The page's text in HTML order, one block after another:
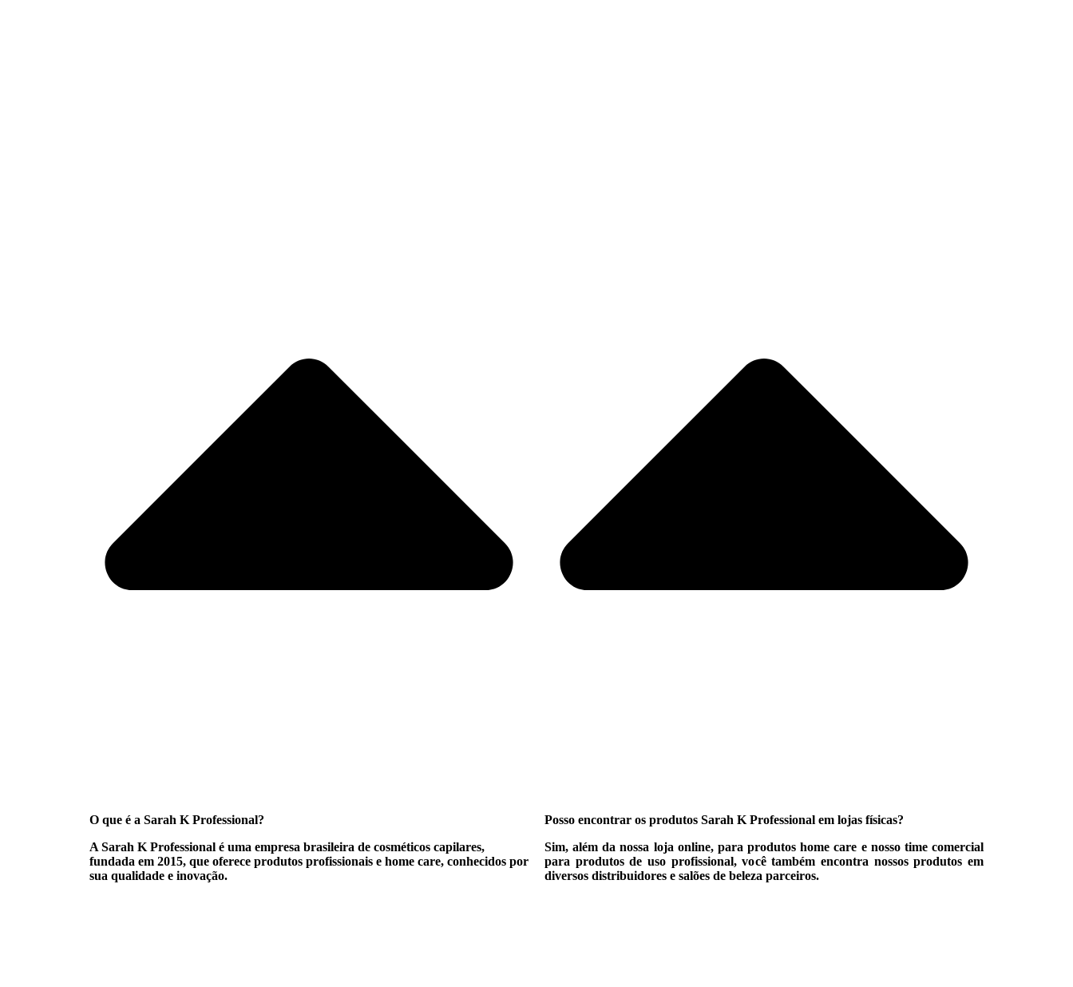
O que é a Sarah K Professional?
A Sarah K Professional é uma empresa brasileira de cosméticos capilares,
fundada em 2015, que oferece produtos profissionais e home care, conhecidos por
sua qualidade e inovação.
Posso encontrar os produtos Sarah K Professional em lojas físicas?
Sim, além da nossa loja online, para produtos home care e nosso time comercial
para produtos de uso profissional, você também encontra nossos produtos em
diversos distribuidores e salões de beleza parceiros.